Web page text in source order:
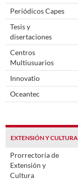
Periódicos Capes
Tesis y
disertaciones
Centros
Multiusuarios
Innovatio
Oceantec
EXTENSIÓN Y CULTURA
Prorrectoría de
Extensión y
Cultura